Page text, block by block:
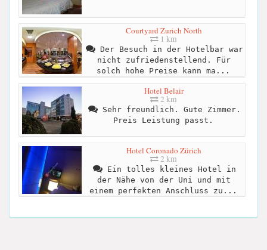
Courtyard Zurich North
1 km
Der Besuch in der Hotelbar war
nicht zufriedenstellend. Für
solch hohe Preise kann ma...
Hotel Belair
2 km
Sehr freundlich. Gute Zimmer.
Preis Leistung passt.
Hotel Coronado Zürich
2 km
Ein tolles kleines Hotel in
der Nähe von der Uni und mit
einem perfekten Anschluss zu...